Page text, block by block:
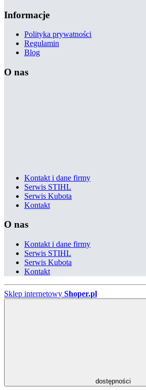
Informacje
Polityka prywatności
Regulamin
Blog
O nas
Kontakt i dane firmy
Serwis STIHL
Serwis Kubota
Kontakt
O nas
Kontakt i dane firmy
Serwis STIHL
Serwis Kubota
Kontakt
Sklep internetowy Shoper.pl
dostępności